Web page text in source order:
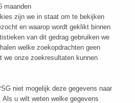
maanden
zijn we in staat om te bekijken
en waarop wordt geklikt binnen
van dit gedrag gebruiken we
welke zoekopdrachten geen
we onze zoekresultaten kunnen
niet mogelijk deze gegevens naar
u wilt weten welke gegevens